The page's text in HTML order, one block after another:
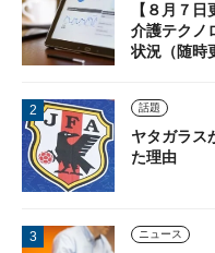
【８月７
介護テクノ
状況（随時
話題
ヤタガラス
た理由
ニュース